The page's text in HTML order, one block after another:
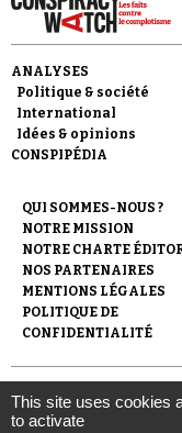
ANALYSES
Politique & société
International
Idées & opinions
CONSPIPÉDIA
QUI SOMMES-NOUS ?
NOTRE MISSION
NOTRE CHARTE
NOS PARTENAIRES
MENTIONS LÉGALES
POLITIQUE DE
CONFIDENTIALITÉ
© 2007- 2026
l'Observatoire du
le soutien de la
This site uses cookies
to activate